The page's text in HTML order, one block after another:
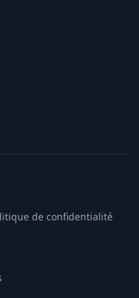
de confidentialité